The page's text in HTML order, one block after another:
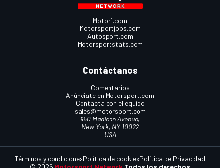
Motor1.com
Motorsportjobs.com
Autosport.com
Motorsportstats.com
Contáctanos
Comentarios
Anúnciate en Motorsport.com
Contacta con el equipo
sales@motorsport.com
650 Madison Avenue,
New York, NY 10022
USA
© 2026 Motorsport Network Todos los derechos
Términos y condicionesPolítica de cookiesPolítica de Privacidad